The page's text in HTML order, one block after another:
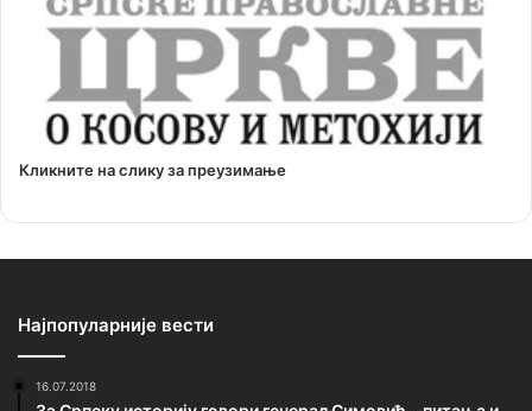
Кликните на слику за преузимање
Најпопуларније вести
16.07.2018